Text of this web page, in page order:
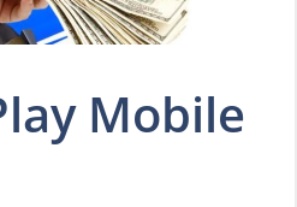
Mobile